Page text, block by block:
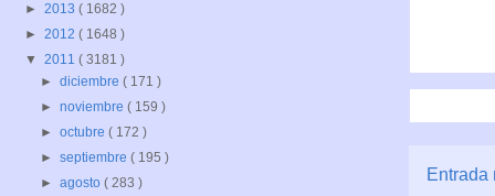
Entrada
► 2013 ( 1682 )
► 2012 ( 1648 )
▼ 2011 ( 3181 )
►diciembre( 171 )
►noviembre( 159 )
►octubre( 172 )
►septiembre( 195 )
►agosto( 283 )